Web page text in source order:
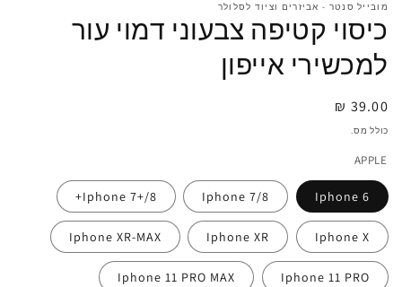
מובייל סנטר - אביזרים וציוד לסלולר
כיסוי קטיפה צבעוני דמוי עור
למכשירי אייפון
מחיר
רגיל
39.00 ₪
כולל מס.
APPLE
Iphone 6
Iphone 7/8
Iphone 7+/8+
Iphone X
Iphone XR
Iphone XR-MAX
Iphone 11 PRO
Iphone 11 PRO MAX